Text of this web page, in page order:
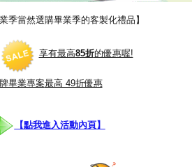
業季當然選購畢業季的客製化禮品】
享有最高85折的優惠喔!
畢業專案最高 49折優惠
【點我進入活動內頁】